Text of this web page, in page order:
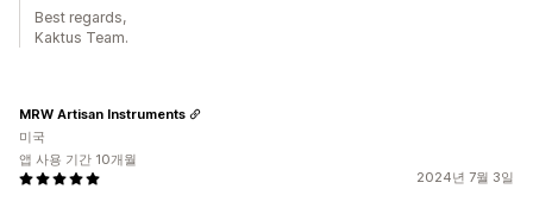
Best regards,
Kaktus Team.
2024년 7월 3일
MRW Artisan Instruments
미국
앱 사용 기간 10개월